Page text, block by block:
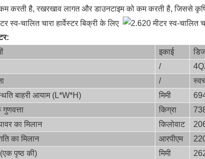
करती है, रखरखाव लागत और डाउनटाइम को कम करती है, जिससे
इकाई
/
/
बाहरी आयाम (L*W*H)
मिमी
किग्रा
का मिलान
किलोवाट
का मिलान
आरपीएम
पृष्ठ की)
मिमी